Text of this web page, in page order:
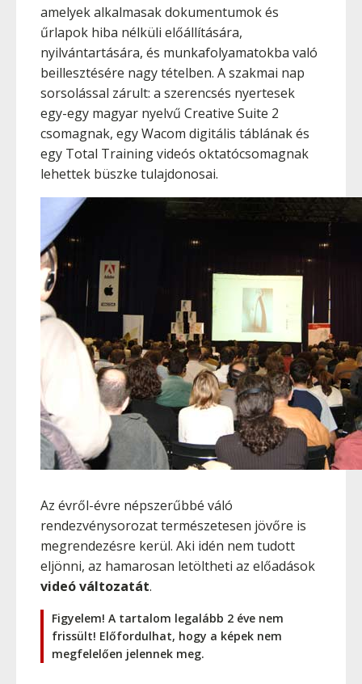
amelyek alkalmasak dokumentumok és
űrlapok hiba nélküli előállítására,
nyilvántartására, és munkafolyamatokba való
beillesztésére nagy tételben. A szakmai nap
sorsolással zárult: a szerencsés nyertesek
egy-egy magyar nyelvű Creative Suite 2
csomagnak, egy Wacom digitális táblának és
egy Total Training videós oktatócsomagnak
lehettek büszke tulajdonosai.
Az évről-évre népszerűbbé váló
rendezvénysorozat természetesen jövőre is
megrendezésre kerül. Aki idén nem tudott
eljönni, az hamarosan letöltheti az előadások
videó változatát.
Figyelem! A tartalom legalább 2 éve nem
frissült! Előfordulhat, hogy a képek nem
megfelelően jelennek meg.